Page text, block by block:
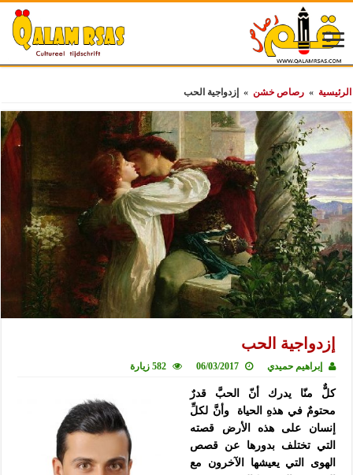
الرئيسية » رصاص خشن » إزدواجية الحب
إزدواجية الحب
إبراهيم حميدي 06/03/2017 582 زيارة
كلٌّ منّا يدرك أنّ الحبَّ قدرٌ
محتومٌ في هذهِ الحياة وأنَّ لكلِّ
إنسان على هذه الأرض قصته
التي تختلف بدورها عن قصص
الهوى التي يعيشها الآخرون مع